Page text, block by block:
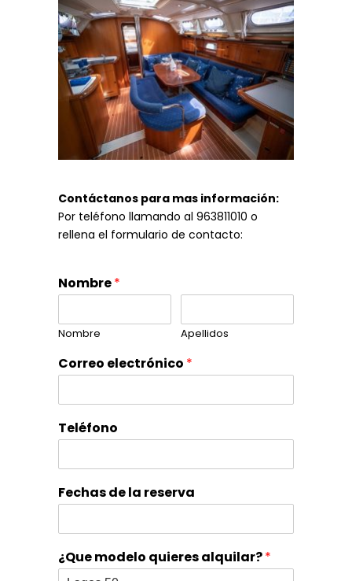
Contáctanos para mas información:
Por teléfono llamando al 963811010 o
rellena el formulario de contacto:
Nombre*
Nombre Apellidos
Correo electrónico *
Teléfono
Fechas de la reserva
¿Que modelo quieres alquilar?*